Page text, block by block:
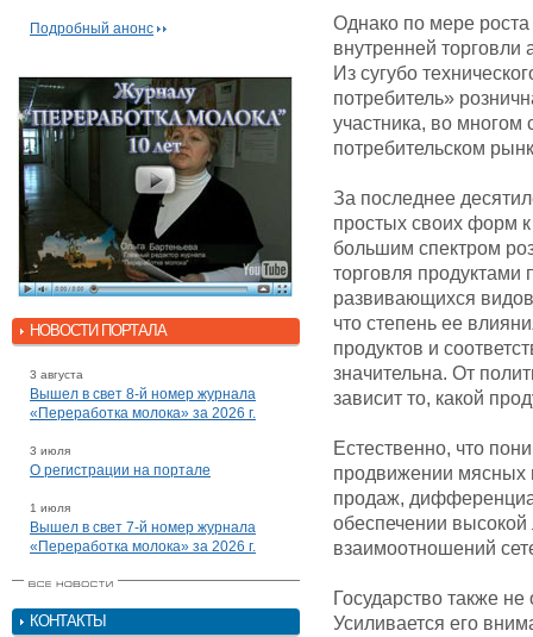
Подробный анонс
НОВОСТИ ПОРТАЛА
3 августа
Вышел в свет 8-й номер журнала
«Переработка молока» за 2026 г.
3 июля
О регистрации на портале
1 июля
Вышел в свет 7-й номер журнала
«Переработка молока» за 2026 г.
КОНТАКТЫ
Однако по мере
внутренней
Из сугубо
потребитель»
участника, во многом
потребительском
За последнее
простых своих форм
большим спектром
торговля продуктами
развивающихся
что степень ее
продуктов и
значительна. От
зависит то, какой
Естественно, что
продвижении мясных
продаж,
обеспечении высокой
взаимоотношений
Государство также
Усиливается его